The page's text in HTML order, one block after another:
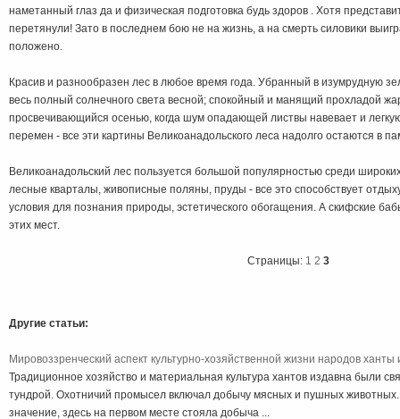
наметанный глаз да и физическая подготовка будь здоров . Хотя
перетянули! Зато в последнем бою не на жизнь, а на смерть силовики
положено.
Красив и разнообразен лес в любое время года. Убранный в изумрудную
весь полный солнечного света весной; спокойный и манящий прохладой
просвечивающийся осенью, когда шум опадающей листвы навевает и
перемен - все эти картины Великоанадольского леса надолго остаются в
Великоанадольский лес пользуется большой популярностью среди
лесные кварталы, живописные поляны, пруды - все это способствует
условия для познания природы, эстетического обогащения. А скифские
этих мест.
Страницы: 1 2 3
Другие статьи:
Мировоззренческий аспект культурно-хозяйственной жизни народов ханты
Традиционное хозяйство и материальная культура хантов издавна были
тундрой. Охотничий промысел включал добычу мясных и пушных
значение, здесь на первом месте стояла добыча ...